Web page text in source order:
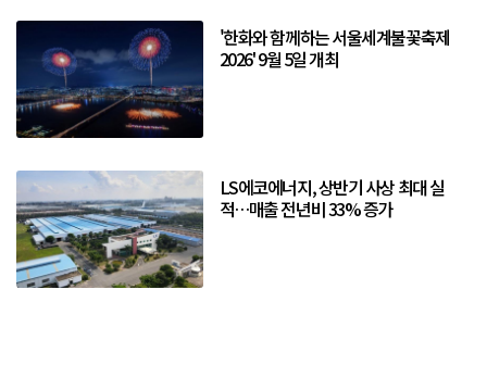
'한화와 함께하는 서울세계불꽃축제
2026' 9월 5일 개최
LS에코에너지, 상반기 사상 최대 실
적…매출 전년비 33% 증가